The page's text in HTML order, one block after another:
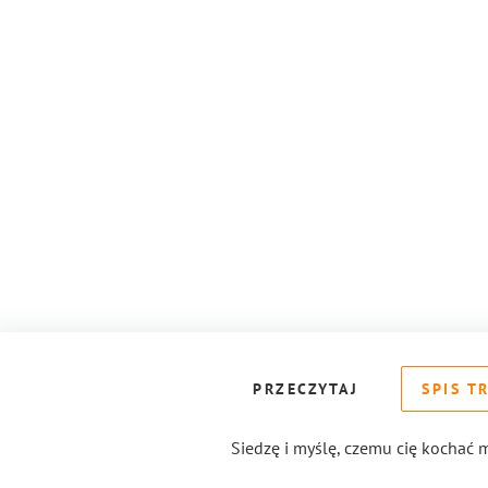
PRZECZYTAJ SPIS
Siedzę i myślę, czemu cię kochać